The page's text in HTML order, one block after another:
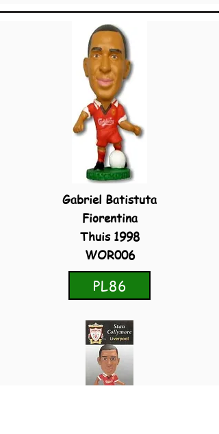
Gabriel Batistuta
Fiorentina
Thuis 1998
WOR006
PL86